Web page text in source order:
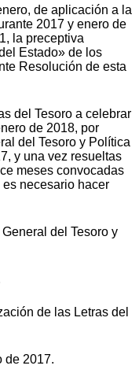
de aplicación a la
2017 y enero de
la preceptiva
Estado» de los
Resolución de esta
del Tesoro a celebrar
de 2018, por
del Tesoro y Política
y una vez resueltas
meses convocadas
necesario hacer
del Tesoro y
de las Letras del
de 2017.